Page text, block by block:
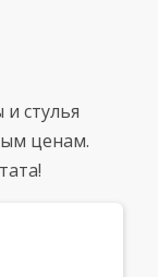
стулья
ценам.